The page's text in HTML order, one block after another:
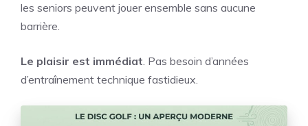
les seniors peuvent jouer ensemble sans aucune
barrière.
Le plaisir est immédiat. Pas besoin d’années
d’entraînement technique fastidieux.